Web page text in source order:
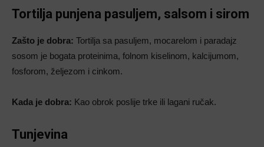
Tortilja punjena pasuljem, salsom i sirom
Zašto je dobra: Tortilja sa pasuljem, mocarelom i paradajz
sosom je bogata proteinima, folnom kiselinom, kalcijumom,
fosforom, željezom i cinkom.
Kada je dobra: Kao obrok poslije trke ili lagani ručak.
Tunjevina